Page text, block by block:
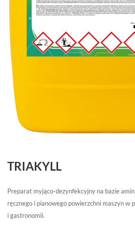
TRIAKYLL
Preparat myjąco-dezynfekcyjny na bazie
ręcznego i pianowego powierzchni maszyn w
i gastronomii.